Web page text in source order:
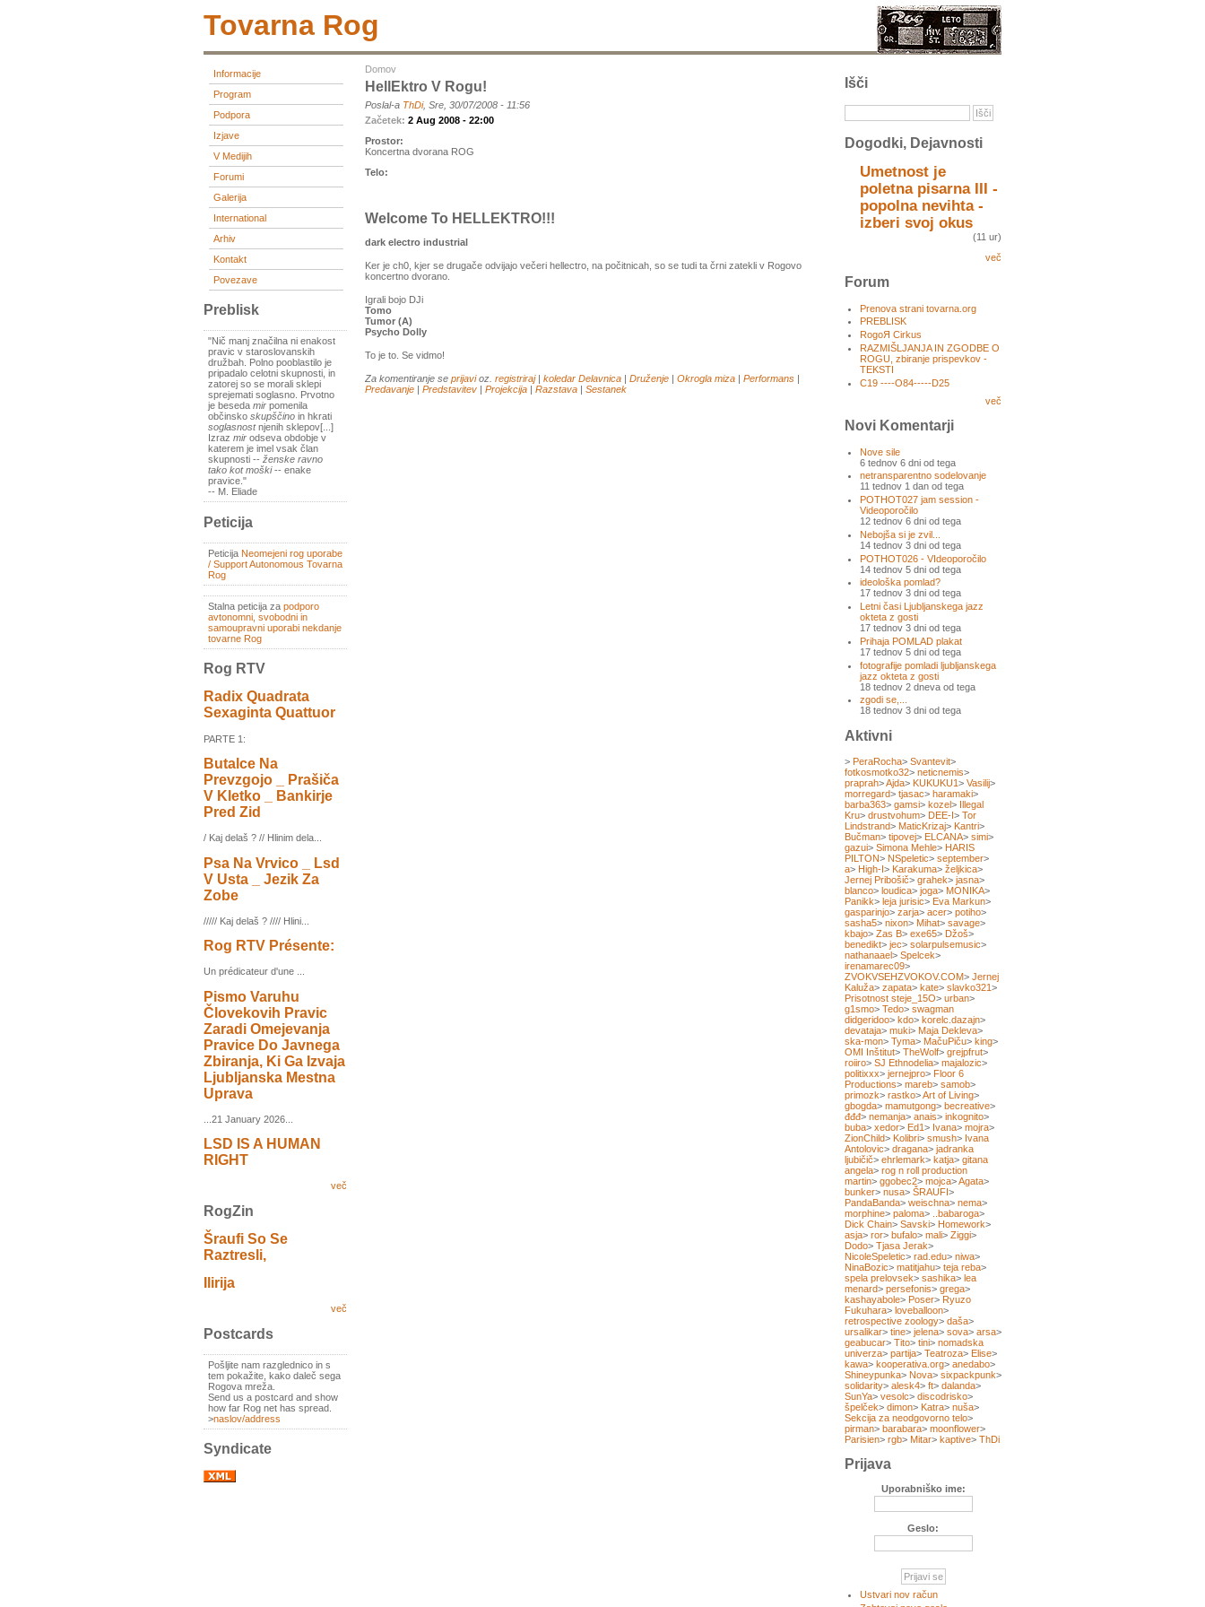
Tovarna Rog
Informacije
Program
Podpora
Izjave
V Medijih
Forumi
Galerija
International
Arhiv
Kontakt
Povezave
Preblisk
"Nič manj značilna ni enakost
pravic v staroslovanskih
družbah. Polno pooblastilo je
pripadalo celotni skupnosti, in
zatorej so se morali sklepi
sprejemati soglasno. Prvotno
je beseda mir pomenila
občinsko skupščino in hkrati
soglasnostnjenih sklepov[...]
Izraz mir odseva obdobje v
katerem je imel vsak član
skupnosti -- ženske ravno
tako kot moški-- enake
pravice."
-- M. Eliade
Peticija
Peticija Neomejeni rog uporabe
/ Support Autonomous Tovarna
Rog
Stalna peticija za podporo
avtonomni, svobodni in
samoupravni uporabi nekdanje
tovarne Rog
Rog RTV
Radix Quadrata
Sexaginta Quattuor
PARTE 1:
Butalce Na
Prevzgojo _ Prašiča
V Kletko _ Bankirje
Pred Zid
/ Kaj delaš ? // Hlinim dela...
Psa Na Vrvico _ Lsd
V Usta _ Jezik Za
Zobe
///// Kaj delaš ? //// Hlini...
Rog RTV Présente:
Un prédicateur d'une ...
Pismo Varuhu
Človekovih Pravic
Zaradi Omejevanja
Pravice Do Javnega
Zbiranja, Ki Ga Izvaja
Ljubljanska Mestna
Uprava
...21 January 2026...
LSD IS A HUMAN
RIGHT
več
RogZin
Šraufi So Se
Raztresli,
Ilirija
več
Postcards
Pošljite nam razglednico in s
tem pokažite, kako daleč sega
Rogova mreža.
Send us a postcard and show
how far Rog net has spread.
>naslov/address
Syndicate
Domov
HellEktro V Rogu!
Poslal-a ThDi, Sre, 30/07/2008 - 11:56
Začetek: 2 Aug 2008 - 22:00
Prostor:
Koncertna dvorana ROG
Telo:
Welcome To HELLEKTRO!!!
dark electro industrial
Ker je ch0, kjer se drugače odvijajo večeri hellectro, na počitnicah, so se tudi ta črni zatekli v Rogovo
koncertno dvorano.
Igrali bojo DJi
Tomo
Tumor (A)
Psycho Dolly
To je to. Se vidmo!
Za komentiranje se prijavioz. registriraj| koledar Delavnica Druženje Okrogla miza Performans
Predavanje
Predstavitev Projekcija Razstava Sestanek
Išči
Dogodki, Dejavnosti
Umetnost je
poletna pisarna III -
popolna nevihta -
izberi svoj okus
(11 ur)
več
Forum
Prenova strani tovarna.org
PREBLISK
RogoЯ Cirkus
RAZMIŠLJANJA IN ZGODBE O
ROGU, zbiranje prispevkov -
TEKSTI
C19 ----O84-----D25
več
Novi Komentarji
Nove sile
6 tednov 6 dni od tega
netransparentno sodelovanje
11 tednov 1 dan od tega
POTHOT027 jam session -
Videoporočilo
12 tednov 6 dni od tega
Nebojša si je zvil...
14 tednov 3 dni od tega
POTHOT026 - VIdeoporočilo
14 tednov 5 dni od tega
ideološka pomlad?
17 tednov 3 dni od tega
Letni časi Ljubljanskega jazz
okteta z gosti
17 tednov 3 dni od tega
Prihaja POMLAD plakat
17 tednov 5 dni od tega
fotografije pomladi ljubljanskega
jazz okteta z gosti
18 tednov 2 dneva od tega
zgodi se,...
18 tednov 3 dni od tega
Aktivni
> PeraRocha> Svantevit>
fotkosmotko32> neticnemis>
praprah>Ajda> KUKUKU1> Vasilij>
morregard> tjasac> haramaki>
barba363> gamsi> kozel> Illegal
Kru> drustvohum> DEE-I> Tor
Lindstrand> MaticKrizaj> Kantri>
Bučman> tipovej> ELCANA> simi>
gazui> Simona Mehle> HARIS
PILTON> NSpeletic> september>
a> High-I> Karakuma> željkica>
Jernej Pribošič> grahek> jasna>
blanco> loudica> joga> MONIKA>
Panikk> leja jurisic> Eva Markun>
gasparinjo> zarja> acer> potiho>
sasha5> nixon> Mihat> savage>
kbajo> Zas B> exe65> Džoš>
benedikt> jec> solarpulsemusic>
nathanaael> Spelcek>
irenamarec09>
ZVOKVSEHZVOKOV.COM> Jernej
Kaluža> zapata> kate> slavko321>
Prisotnost steje_15O> urban>
g1smo> Tedo> swagman
didgeridoo> kdo> korelc.dazajn>
devataja> muki> Maja Dekleva>
ska-mon> Tyma> MačuPiču> king>
OMI Inštitut> TheWolf> grejpfrut>
roiiro> SJ Ethnodelia> majalozic>
politixxx> jernejpro> Floor 6
Productions> mareb> samob>
primozk> rastko>Art of Living>
gbogda> mamutgong> becreative>
đđđ> nemanja> anais> inkognito>
buba> xedor> Ed1> Ivana> mojra>
ZionChild> Kolibri> smush> Ivana
Antolovic> dragana> jadranka
ljubičič> ehrlemark> katja> gitana
angela> rog n roll production
martin> ggobec2> mojca>Agata>
bunker> nusa> ŠRAUFI>
PandaBanda> weischna> nema>
morphine> paloma> ..babaroga>
Dick Chain> Savski> Homework>
asja> ror> bufalo> mali> Ziggi>
Dodo> Tjasa Jerak>
NicoleSpeletic> rad.edu> niwa>
NinaBozic> matitjahu> teja reba>
spela prelovsek> sashika> lea
menard> persefonis> grega>
kashayabole> Poser> Ryuzo
Fukuhara> loveballoon>
retrospective zoology> daša>
ursalikar> tine> jelena> sova> arsa>
geabucar> Tito> tini> nomadska
univerza> partija> Teatroza> Elise>
kawa> kooperativa.org> anedabo>
Shineypunka> Nova> sixpackpunk>
solidarity> alesk4> ft> dalanda>
SunYa> vesolc> discodrisko>
špelček> dimon> Katra> nuša>
Sekcija za neodgovorno telo>
pirman> barabara> moonflower>
Parisien> rgb> Mitar> kaptive> ThDi
Prijava
Uporabniško ime:
Geslo:
Ustvari nov račun